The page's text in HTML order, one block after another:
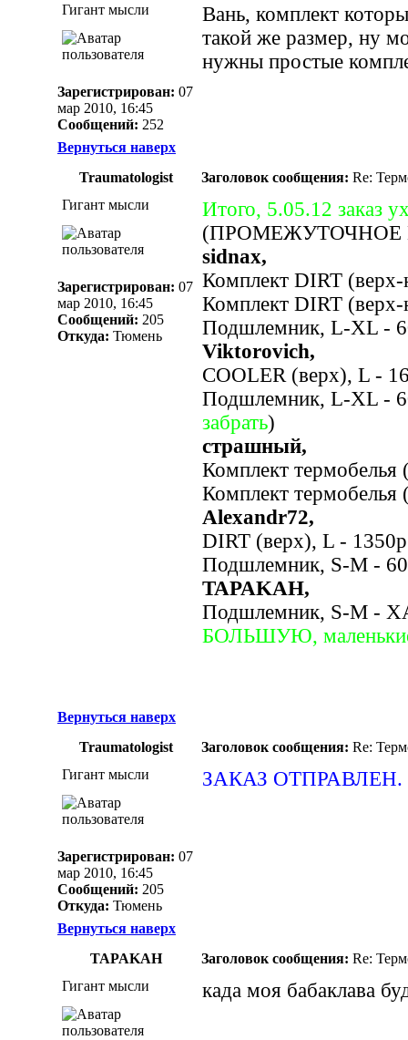
Гигант мысли
Зарегистрирован: 07
мар 2010, 16:45
Сообщений: 252
Вань, комплект
такой же размер, ну
нужны простые
Вернуться наверх
Traumatologist
Заголовок сообщения: Re:
Гигант мысли
Зарегистрирован: 07
мар 2010, 16:45
Сообщений: 205
Откуда: Тюмень
Итого, 5.05.12 заказ
(ПРОМЕЖУТОЧНОЕ
sidnax,
Комплект DIRT
Комплект DIRT
Подшлемник, L-XL -
Viktorovich,
COOLER (верх), L -
Подшлемник, L-XL -
забрать)
страшный,
Комплект
Комплект
Alexandr72,
DIRT (верх), L - 1350р
Подшлемник, S-M -
TAPAKAH,
Подшлемник, S-M -
БОЛЬШУЮ,
Вернуться наверх
Traumatologist
Заголовок сообщения: Re:
Гигант мысли
Зарегистрирован: 07
мар 2010, 16:45
Сообщений: 205
Откуда: Тюмень
ЗАКАЗ
Вернуться наверх
TAPAKAH
Заголовок сообщения: Re:
Гигант мысли
када моя бабаклава